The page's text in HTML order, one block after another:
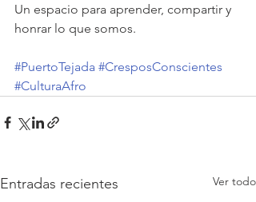
Un espacio para aprender, compartir y
honrar lo que somos.
#PuertoTejada #CresposConscientes
#CulturaAfro
Entradas recientes Ver todo